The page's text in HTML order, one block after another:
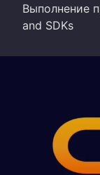
Выполнение
and SDKs